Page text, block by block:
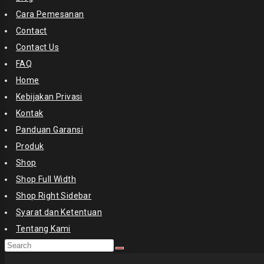
Cara Pemesanan
Contact
Contact Us
FAQ
Home
Kebijakan Privasi
Kontak
Panduan Garansi
Produk
Shop
Shop Full Width
Shop Right Sidebar
Syarat dan Ketentuan
Tentang Kami